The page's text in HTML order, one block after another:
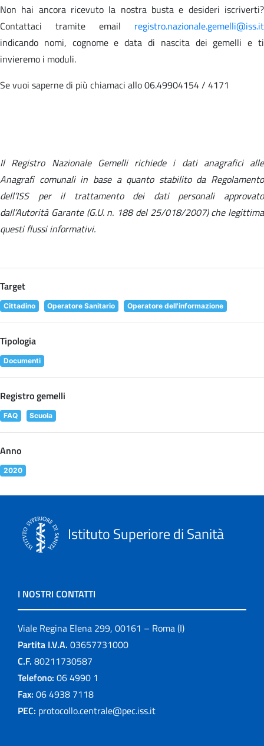
Non hai ancora ricevuto la nostra busta e desideri iscriverti?
Contattaci tramite email registro.nazionale.gemelli@iss.it
indicando nomi, cognome e data di nascita dei gemelli e ti
invieremo i moduli.
Se vuoi saperne di più chiamaci allo 06.49904154 / 4171
Il Registro Nazionale Gemelli richiede i dati anagrafici alle
Anagrafi comunali in base a quanto stabilito da Regolamento
dell’ISS per il trattamento dei dati personali approvato
dall’Autorità Garante (G.U. n. 188 del 25/018/2007) che legittima
questi flussi informativi.
Target
Cittadino Operatore Sanitario Operatore dell'informazione
Tipologia
Documenti
Registro gemelli
FAQ Scuola
Anno
2020
Istituto Superiore di Sanità
I NOSTRI CONTATTI
Viale Regina Elena 299, 00161 – Roma (I)
Partita I.V.A. 03657731000
C.F. 80211730587
Telefono: 06 4990 1
Fax: 06 4938 7118
PEC: protocollo.centrale@pec.iss.it